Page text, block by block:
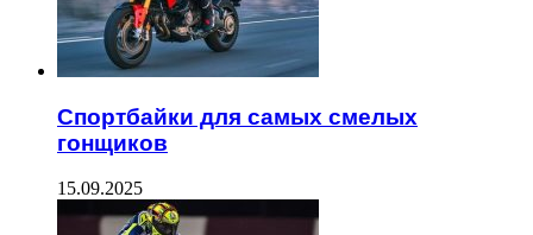
Спортбайки для самых смелых
гонщиков
15.09.2025